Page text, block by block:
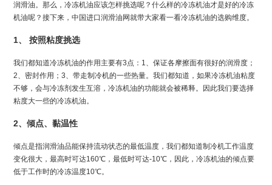
润滑油。那么，冷冻机油应该怎样挑选呢？什么样的冷冻机油才是好的冷冻
机油呢？接下来，中国进口润滑油网就带大家看一看冷冻机油的选购维度。
1、 按照粘度挑选
我们都知道冷冻机油的作用主要有3点：1、保证各摩擦面有很好的润滑度；
2、密封作用；3、带走制冷机的一些热量。我们都知道，如果冷冻机油粘度
不够，会与冷冻剂发生互溶，冷冻机油的功能就会被稀释。因此我们要选择
粘度大一些的冷冻机油。
2、倾点、黏温性
倾点是指润滑油品能保持流动状态的最低温度，我们都知道制冷机工作温度
变化很大，最高时可达160℃，最低时可达-10℃，因此，冷冻机油的倾点要
低于工作时的冷冻温度10℃。